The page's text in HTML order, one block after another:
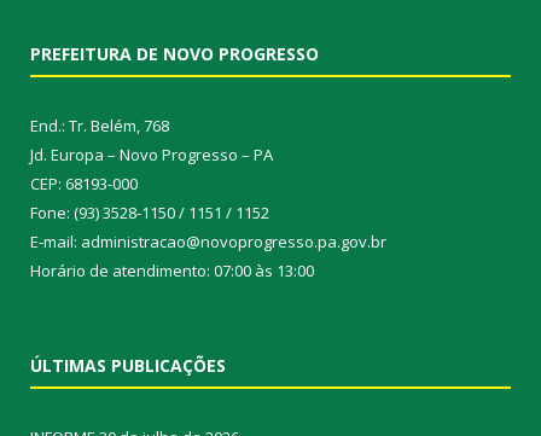
PREFEITURA DE NOVO PROGRESSO
End.: Tr. Belém, 768
Jd. Europa – Novo Progresso – PA
CEP: 68193-000
Fone: (93) 3528-1150 / 1151 / 1152
E-mail: administracao@novoprogresso.pa.gov.br
Horário de atendimento: 07:00 às 13:00
ÚLTIMAS PUBLICAÇÕES